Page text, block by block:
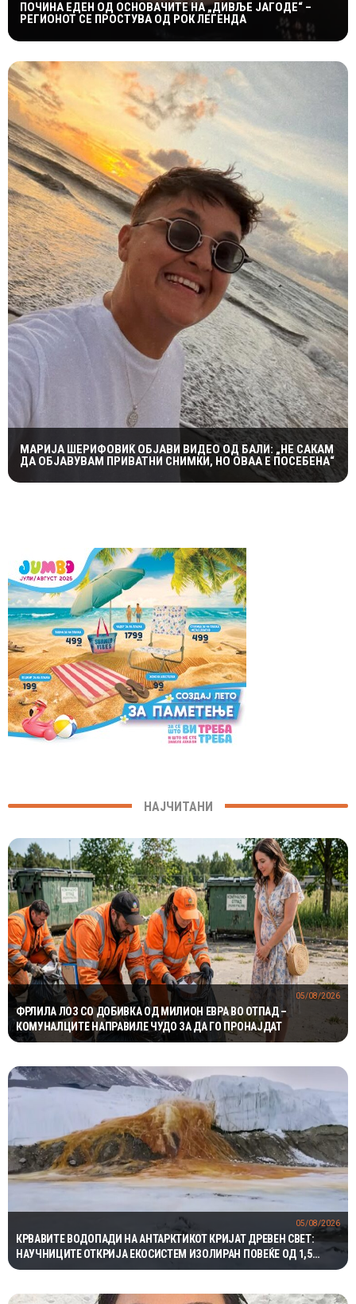
ПОЧИНА ЕДЕН ОД ОСНОВАЧИТЕ НА „ДИВЉЕ ЈАГОДЕ“ –
РЕГИОНОТ СЕ ПРОСТУВА ОД РОК ЛЕГЕНДА
МАРИЈА ШЕРИФОВИЌ ОБЈАВИ ВИДЕО ОД БАЛИ: „НЕ САКАМ
ДА ОБЈАВУВАМ ПРИВАТНИ СНИМКИ, НО ОВАА Е ПОСЕБЕНА“
НАЈЧИТАНИ
ФРЛИЛА ЛОЗ СО ДОБИВКА ОД МИЛИОН ЕВРА ВО ОТПАД –
КОМУНАЛЦИТЕ НАПРАВИЛЕ ЧУДО ЗА ДА ГО ПРОНАЈДАТ
05/08/2026
КРВАВИТЕ ВОДОПАДИ НА АНТАРКТИКОТ КРИЈАТ ДРЕВЕН СВЕТ:
НАУЧНИЦИТЕ ОТКРИЈА ЕКОСИСТЕМ ИЗОЛИРАН ПОВЕЌЕ ОД 1,5
МИЛИОНИ ГОДИНИ
05/08/2026